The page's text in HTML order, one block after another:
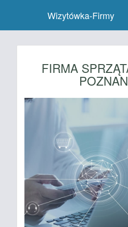
Wizytówka-Firmy
FIRMA